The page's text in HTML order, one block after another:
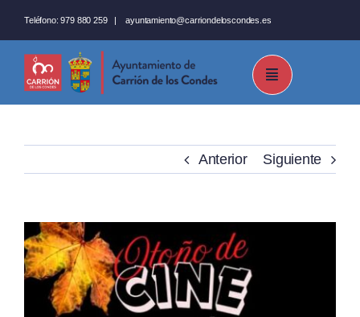
al
contenido
Teléfono: 979 880 259 |ayuntamiento@carriondeloscondes.es
Anterior Siguiente
Ver
imagen
más
grande